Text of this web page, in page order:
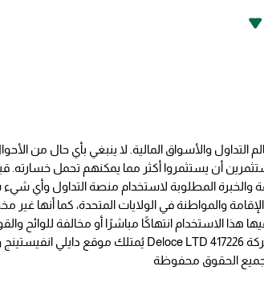
والأسواق المالية. لا ينبغي بأي حال من
أن يستثمروا أكثر مما يمكنهم تحمل خسارته.
والمواطنة في الولايات المتحدة، كما أنها
الحقوق محفوظة